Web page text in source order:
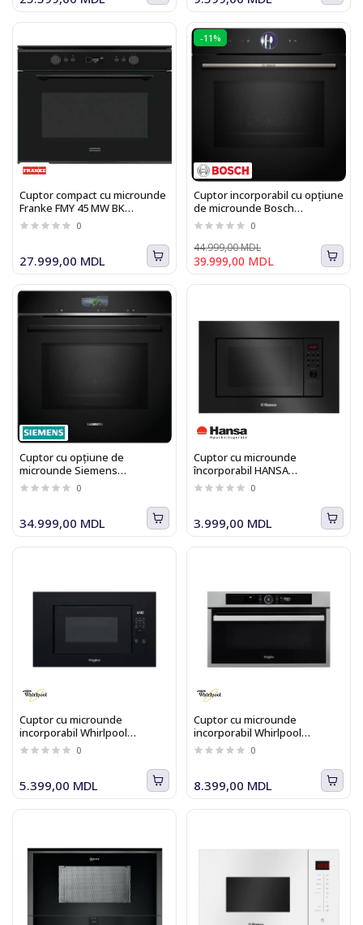
Cuptor compact cu microunde
Franke FMY 45 MW BK
131.0632.660
0
27.999,00 MDL
-11%
Cuptor incorporabil cu opțiune
de microunde Bosch
HMG776NB1 Seria I 8
0
39.999,00 MDL
44.999,00 MDL
Cuptor cu opțiune de
microunde Siemens
HM736G1B1 iQ700
0
34.999,00 MDL
Cuptor cu microunde
încorporabil HANSA
AMGB20E2GB
0
3.999,00 MDL
Cuptor cu microunde
incorporabil Whirlpool
WMF200G NB
0
5.399,00 MDL
Cuptor cu microunde
incorporabil Whirlpool
AMW734IX 0
8.399,00 MDL